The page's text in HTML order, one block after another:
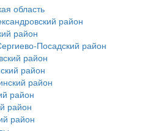
область
район
район
Посадский район
район
район
район
район
район
район